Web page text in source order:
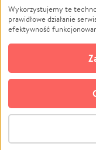
Pomoc
Projekty
Pogrzeb
Społeczność
Kultura
©
Wykorzystujemy te
prawidłowe działanie
efektywność
technologii do celów
zgodę na ich stosowanie
możliwość zmiany swoich
do której link znajdziesz
cookie wykorzystywane są
działanie serwisu
użytkownicy